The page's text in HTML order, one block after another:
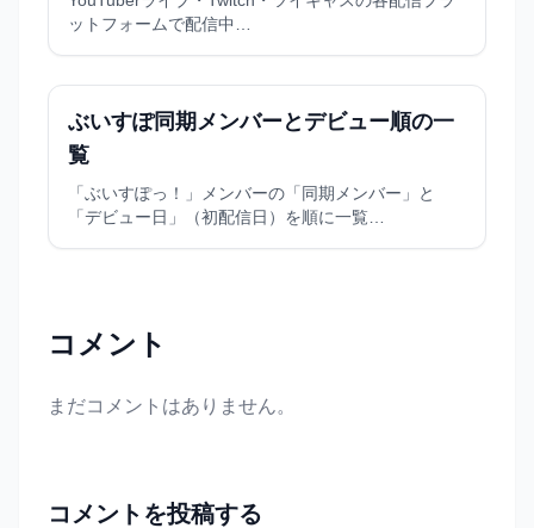
ットフォームで配信中…
ぶいすぽ同期メンバーとデビュー順の一
覧
「ぶいすぽっ！」メンバーの「同期メンバー」と
「デビュー日」（初配信日）を順に一覧…
コメント
まだコメントはありません。
コメントを投稿する